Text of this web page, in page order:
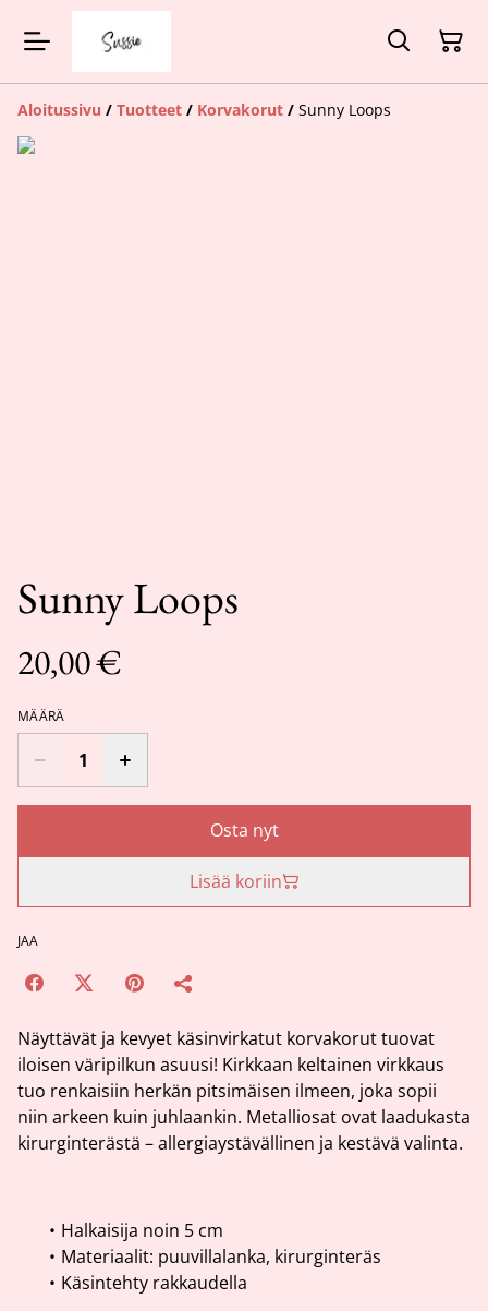
Aloitussivu / Tuotteet / Korvakorut / Sunny Loops
Sunny Loops
20,00 €
MÄÄRÄ
Osta nyt
Lisää koriin
JAA
Näyttävät ja kevyet käsinvirkatut korvakorut tuovat
iloisen väripilkun asuusi! Kirkkaan keltainen virkkaus
tuo renkaisiin herkän pitsimäisen ilmeen, joka sopii
niin arkeen kuin juhlaankin. Metalliosat ovat laadukasta
kirurginterästä – allergiaystävällinen ja kestävä valinta.
Halkaisija noin 5 cm
Materiaalit: puuvillalanka, kirurginteräs
Käsintehty rakkaudella